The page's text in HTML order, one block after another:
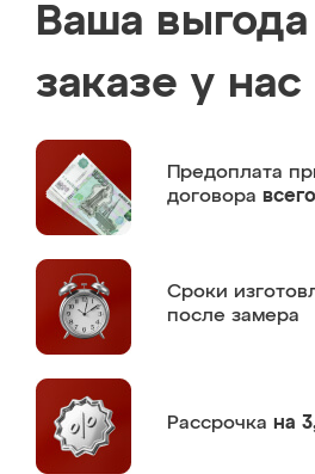
Ваша
заказе у нас
Предоплата
договора
Сроки
после замера
Рассрочка на